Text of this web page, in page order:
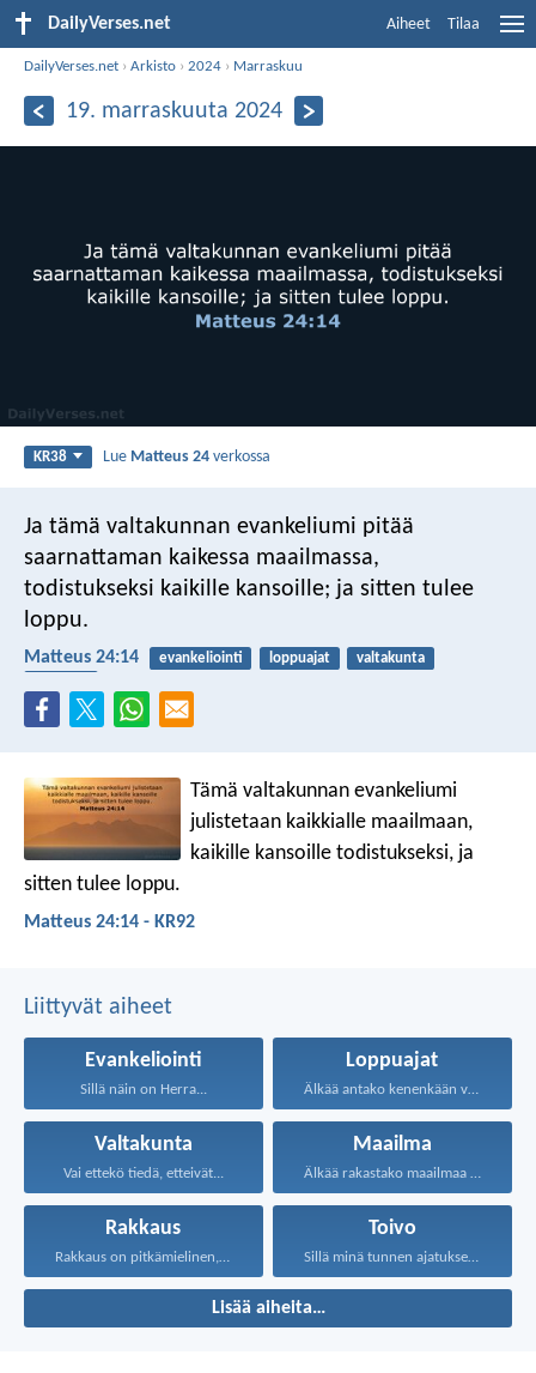
DailyVerses.net Aiheet Tilaa
DailyVerses.net ›Arkisto ›2024 › Marraskuu
19. marraskuuta 2024
KR38 Lue Matteus 24 verkossa
Ja tämä valtakunnan evankeliumi pitää
saarnattaman kaikessa maailmassa,
todistukseksi kaikille kansoille; ja sitten tulee
loppu.
Matteus 24:14 evankeliointi loppuajat
valtakunta
Tämä valtakunnan evankeliumi
julistetaan kaikkialle maailmaan,
kaikille kansoille todistukseksi, ja
sitten tulee loppu.
Matteus 24:14 - KR92
Liittyvät aiheet
Evankeliointi
Sillä näin on Herra...
Loppuajat
Älkää antako kenenkään vietellä...
Valtakunta
Vai ettekö tiedä, etteivät...
Maailma
Älkää rakastako maailmaa älkääkä...
Rakkaus
Rakkaus on pitkämielinen, rakkaus...
Toivo
Sillä minä tunnen ajatukseni...
Lisää aiheita…